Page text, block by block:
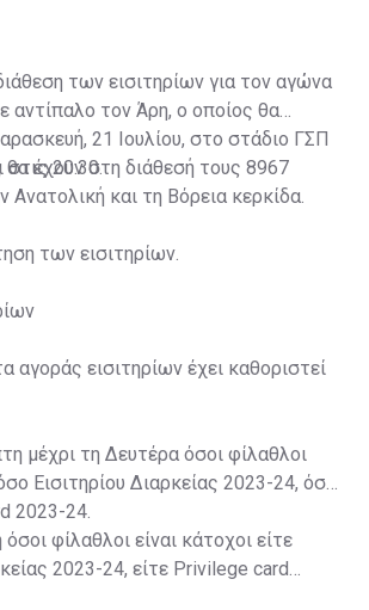
των εισιτηρίων για τον αγώνα
αντίπαλο τον Άρη, ο οποίος θα
21 Ιουλίου, στο στάδιο ΓΣΠ
στις 20:30.
θα έχουν στη διάθεσή τους 8967
Ανατολική και τη Βόρεια κερκίδα.
των εισιτηρίων.
αγοράς εισιτηρίων έχει καθοριστεί
μέχρι τη Δευτέρα όσοι φίλαθλοι
Εισιτηρίου Διαρκείας 2023-24, όσο
2023-24.
φίλαθλοι είναι κάτοχοι είτε
2023-24, είτε Privilege card